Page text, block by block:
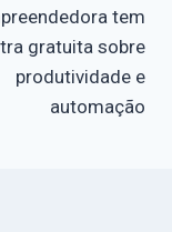
tem
gratuita sobre
produtividade e
automação